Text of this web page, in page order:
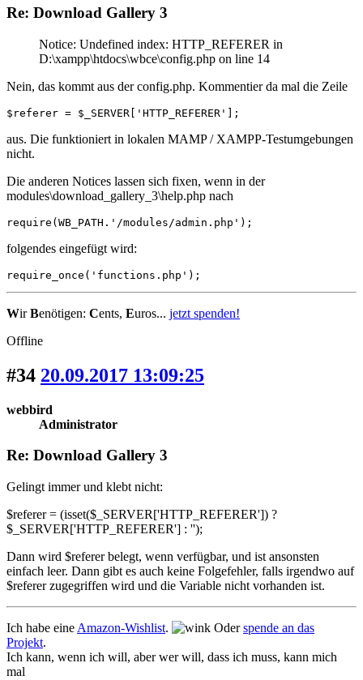
Re: Download Gallery 3
Notice: Undefined index: HTTP_REFERER in
D:\xampp\htdocs\wbce\config.php on line 14
Nein, das kommt aus der config.php. Kommentier da mal die Zeile
$referer = $_SERVER['HTTP_REFERER'];
aus. Die funktioniert in lokalen MAMP / XAMPP-Testumgebungen
nicht.
Die anderen Notices lassen sich fixen, wenn in der
modules\download_gallery_3\help.php nach
require(WB_PATH.'/modules/admin.php');
folgendes eingefügt wird:
require_once('functions.php');
WirBenötigen: Cents, Euros... jetzt spenden!
Offline
#34 20.09.2017 13:09:25
webbird
Administrator
Re: Download Gallery 3
Gelingt immer und klebt nicht:
$referer = (isset($_SERVER['HTTP_REFERER']) ?
$_SERVER['HTTP_REFERER'] : '');
Dann wird $referer belegt, wenn verfügbar, und ist ansonsten
einfach leer. Dann gibt es auch keine Folgefehler, falls irgendwo auf
$referer zugegriffen wird und die Variable nicht vorhanden ist.
Ich habe eine Amazon-Wishlist. Oderspende an das
Projekt.
Ich kann, wenn ich will, aber wer will, dass ich muss, kann mich
mal